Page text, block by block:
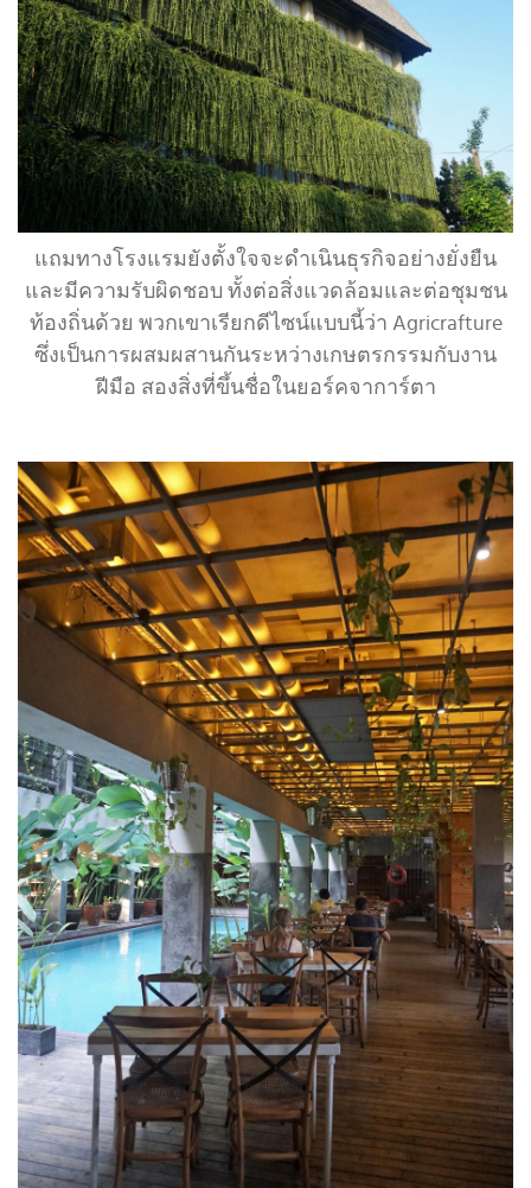
แถมทางโรงแรมยังตั้งใจจะดำเนินธุรกิจอย่างยั่งยืน
และมีความรับผิดชอบ ทั้งต่อสิ่งแวดล้อมและต่อชุมชน
ท้องถิ่นด้วย พวกเขาเรียกดีไซน์แบบนี้ว่า Agricrafture
ซึ่งเป็นการผสมผสานกันระหว่างเกษตรกรรมกับงาน
ฝีมือ สองสิ่งที่ขึ้นชื่อในยอร์คจาการ์ตา